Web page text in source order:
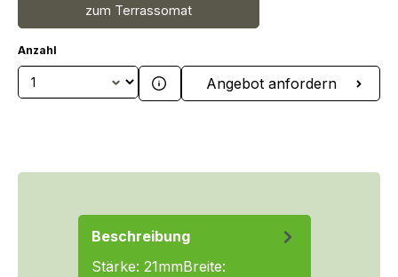
zum Terrassomat
Anzahl
Produkt Anzahl: Gib denAngebot anfordern
Beschreibung
Stärke: 21mmBreite: